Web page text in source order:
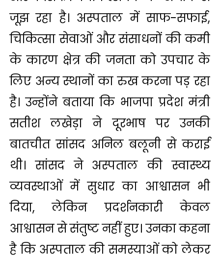
जूझ रहा है। अस्पताल में साफ-सफाई,
चिकित्सा सेवाओं और संसाधनों की कमी
के कारण क्षेत्र की जनता को उपचार के
लिए अन्य स्थानों का रुख करना पड़ रहा
है। उन्होंने बताया कि भाजपा प्रदेश मंत्री
सतीश लखेड़ा ने दूरभाष पर उनकी
बातचीत सांसद अनिल बलूनी से कराई
थी। सांसद ने अस्पताल की स्वास्थ्य
व्यवस्थाओं में सुधार का आश्वासन भी
दिया, लेकिन प्रदर्शनकारी केवल
आश्वासन से संतुष्ट नहीं हुए। उनका कहना
है कि अस्पताल की समस्याओं को लेकर